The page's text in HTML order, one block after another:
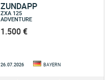
ZUNDAPP
ZXA 125
ADVENTURE
1.500 €
26.07.2026 BAYERN